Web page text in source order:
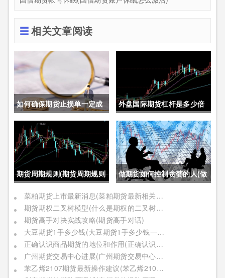
相关文章阅读
如何确保期货止损单一定成
交成功(如何确保期货止损单
一定成交成功呢)
外盘国际期货杠杆是多少倍
(外盘国际期货杠杆是多少倍
的)
期货周期规则(期货周期规则
是什么)
做期货如何控制贪婪的人(做
期货如何控制贪婪的人呢)
菜粕期货上市最新消息(菜粕期货最新相关信息)
期货期权二叉树模型(什么是期权的二叉树模型)
期货高手对决实战攻略(期货高手对话)
大豆期货1手多少钱(大豆期货1手多少钱一个)
正确认识商品期货的地位和作用(正确认识商品期货的地位和作用是什么)
广州期货交易中心进展(广州期货交易中心进展情况)
苯乙烯2107期货最新操作建议(苯乙烯2109期货)